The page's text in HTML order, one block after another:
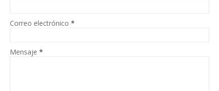
Correo electrónico *
Mensaje *